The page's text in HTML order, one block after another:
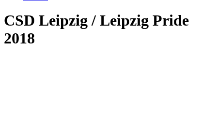
CSD Leipzig / Leipzig Pride
2018